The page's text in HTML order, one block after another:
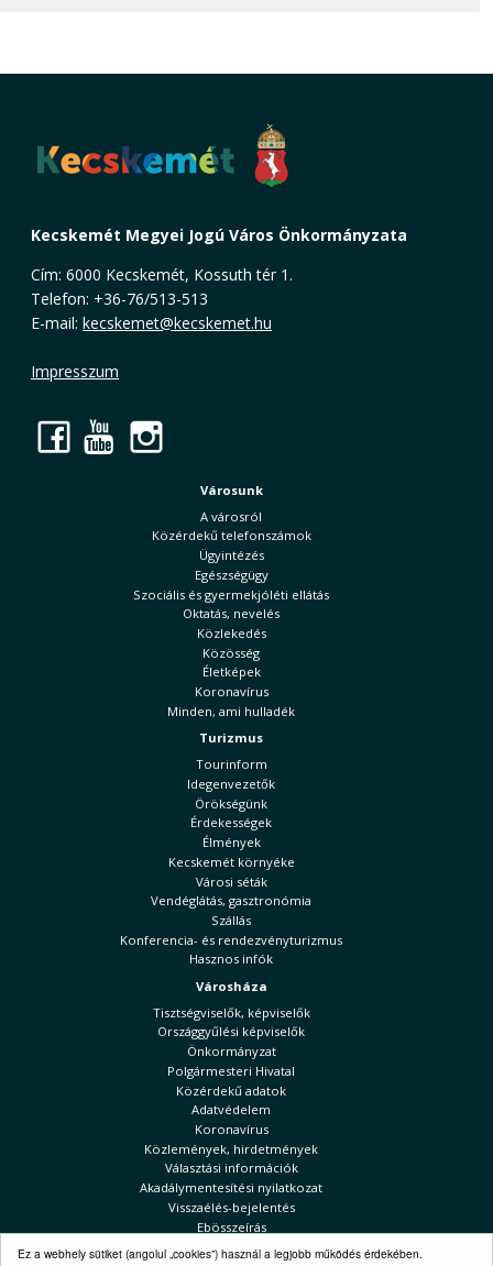
Ez a webhely sütiket (angolul „cookies”) használ a legjobb működés érdekében.
Kecskemét Megyei Jogú Város Önkormányzata
Cím: 6000 Kecskemét, Kossuth tér 1.
Telefon: +36-76/513-513
E-mail: kecskemet@kecskemet.hu
Impresszum
Facebook
YouTube
Városunk
A városról
Közérdekű telefonszámok
Ügyintézés
Egészségügy
Szociális és gyermekjóléti ellátás
Oktatás, nevelés
Közlekedés
Közösség
Életképek
Koronavírus
Minden, ami hulladék
Turizmus
Tourinform
Idegenvezetők
Örökségünk
Érdekességek
Élmények
Kecskemét környéke
Városi séták
Vendéglátás, gasztronómia
Szállás
Konferencia- és rendezvényturizmus
Hasznos infók
Városháza
Tisztségviselők, képviselők
Országgyűlési képviselők
Önkormányzat
Polgármesteri Hivatal
Közérdekű adatok
Adatvédelem
Koronavírus
Közlemények, hirdetmények
Választási információk
Akadálymentesítési nyilatkozat
Visszaélés-bejelentés
Ebösszeírás
Kecskeméti Hírek